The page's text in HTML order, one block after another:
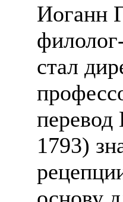
Иоганн
стал
перевод
1793)